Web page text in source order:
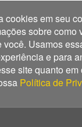
cookies em seu
sobre
você. Usamos
e para
site quanto
Política de